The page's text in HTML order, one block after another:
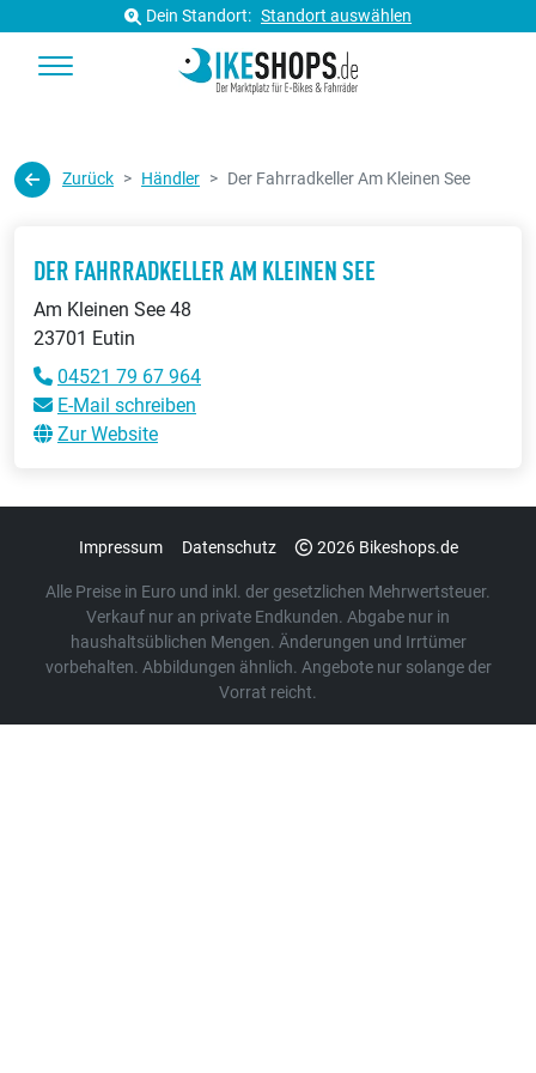
Dein Standort: Standort auswählen
Zurück Händler Der Fahrradkeller Am Kleinen See
DER FAHRRADKELLER AM KLEINEN SEE
Am Kleinen See 48
23701 Eutin
04521 79 67 964
E-Mail schreiben
Zur Website
Impressum Datenschutz 2026 Bikeshops.de
Alle Preise in Euro und inkl. der gesetzlichen Mehrwertsteuer.
Verkauf nur an private Endkunden. Abgabe nur in
haushaltsüblichen Mengen. Änderungen und Irrtümer
vorbehalten. Abbildungen ähnlich. Angebote nur solange der
Vorrat reicht.